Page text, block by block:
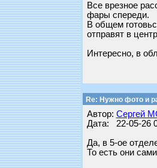
Все врезное
фары спереди.
В общем
отправят в
Интересно, в
Re: Нужно фото и
Автор: Сергей
Дата: 22-05-26
Да, в 5-ое
То есть они